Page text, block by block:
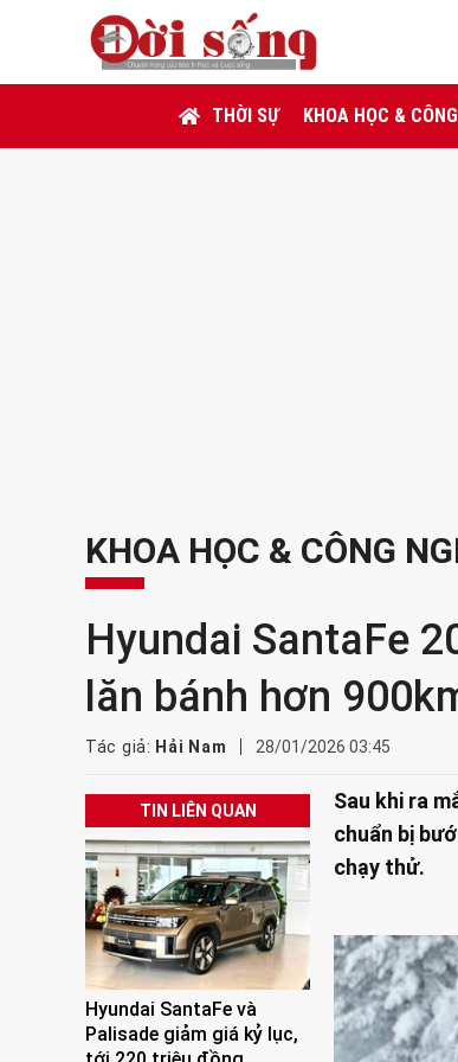
THỜI SỰ KHOA HỌC &
KHOA HỌC & CÔNG
Hyundai SantaFe
lăn bánh hơn
Tác giả: Hải Nam 28/01/2026 03:45
TIN LIÊN QUAN
Hyundai SantaFe và
Palisade giảm giá kỷ lục,
Sau khi ra
chuẩn bị
chạy thử.